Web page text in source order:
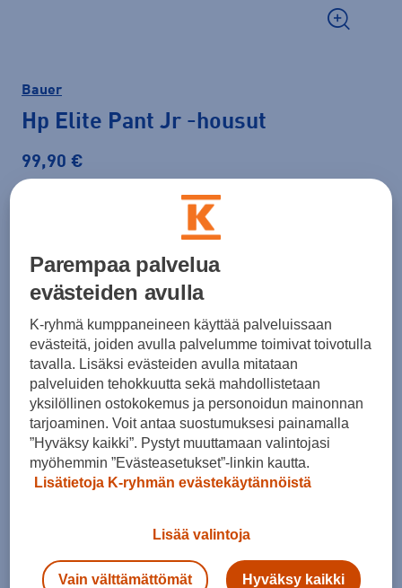
Bauer
Hp Elite Pant Jr -housut
99,90 €
Koko
S M L
Lisää ostoskoriin
Tarkista saatavuus ja tilaa myymälästä
Saatavilla Myymälät:
Valitse koko nähdäksesi myymäläsaatavuuden.
Parempaa palvelua
evästeiden avulla
K-ryhmä kumppaneineen käyttää palveluissaan
evästeitä, joiden avulla palvelumme toimivat toivotulla
tavalla. Lisäksi evästeiden avulla mitataan
palveluiden tehokkuutta sekä mahdollistetaan
yksilöllinen ostokokemus ja personoidun mainonnan
tarjoaminen. Voit antaa suostumuksesi painamalla
”Hyväksy kaikki”. Pystyt muuttamaan valintojasi
myöhemmin ”Evästeasetukset”-linkin kautta.
Lisätietoja K-ryhmän evästekäytännöistä
Lisää valintoja
Vain välttämättömät Hyväksy kaikki